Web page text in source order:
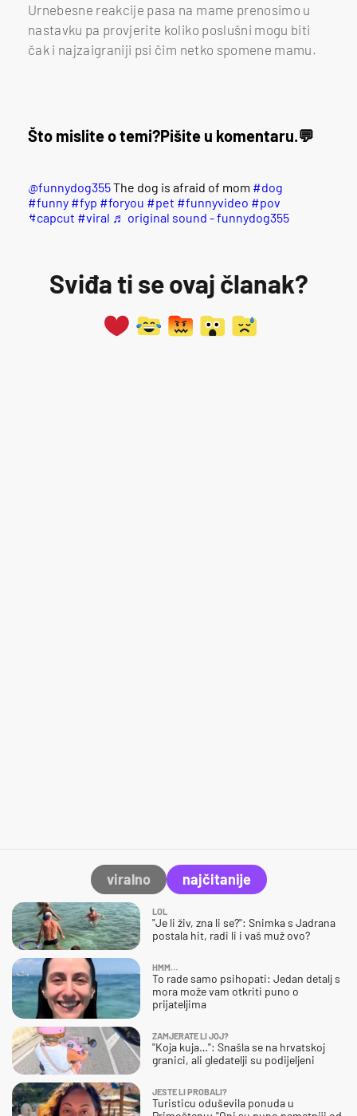
Urnebesne reakcije pasa na mame prenosimo u
nastavku pa provjerite koliko poslušni mogu biti
čak i najzaigraniji psi čim netko spomene mamu.
Što mislite o temi?Pišite u komentaru.
@funnydog355The dog is afraid of mom #dog
#funny #fyp #foryou #pet #funnyvideo #pov
#capcut #viral ♬ original sound - funnydog355
Sviđa ti se ovaj članak?
viralno najčitanije
LOL
"Je li živ, zna li se?": Snimka s Jadrana
postala hit, radi li i vaš muž ovo?
HMM…
To rade samo psihopati: Jedan detalj s
mora može vam otkriti puno o
prijateljima
ZAMJERATE LI JOJ?
"Koja kuja…": Snašla se na hrvatskoj
granici, ali gledatelji su podijeljeni
JESTE LI PROBALI?
Turisticu oduševila ponuda u